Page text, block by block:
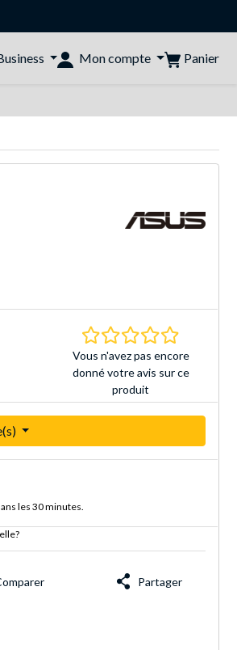
dans le shop
Mon compte Panier
0.0 Étoiles
Vous n'avez pas encore
donné votre avis sur ce
produit
les 30 minutes.
Partager